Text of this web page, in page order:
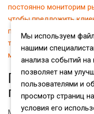
постоянно мониторим
чтобы предложить
покупки. Уточнить
также получить ответ
можете у сотрудников
Почему
прокат
Мы используем
нашими
анализа событий на
позволяет нам
пользователями и
просмотр страниц
условия его